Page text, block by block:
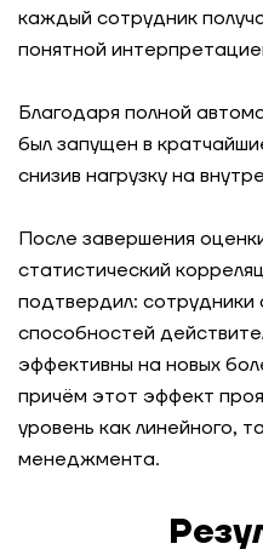
Как Авито
таланты за счёт
Сильные лидеры —
главных инженеров
ИПР в компании
оценку кандидатов
Ритейл-сеть:
руководителей на
Как распределить
эффективность
Game assessment как
будущих лидеров с
каждый сотрудник
понятной
Благодаря полной
был запущен в
снизив нагрузку на
После завершения
статистический
подтвердил: сотрудники
способностей
эффективны на новых
причём этот эффект
уровень как линейного,
менеджмента.